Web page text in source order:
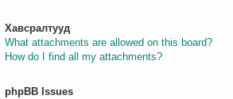
Хавсралтууд
What attachments are allowed on this board?
How do I find all my attachments?
phpBB Issues